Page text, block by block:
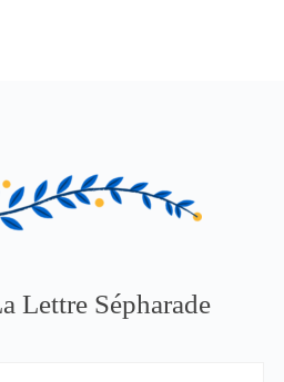
Lettre Sépharade